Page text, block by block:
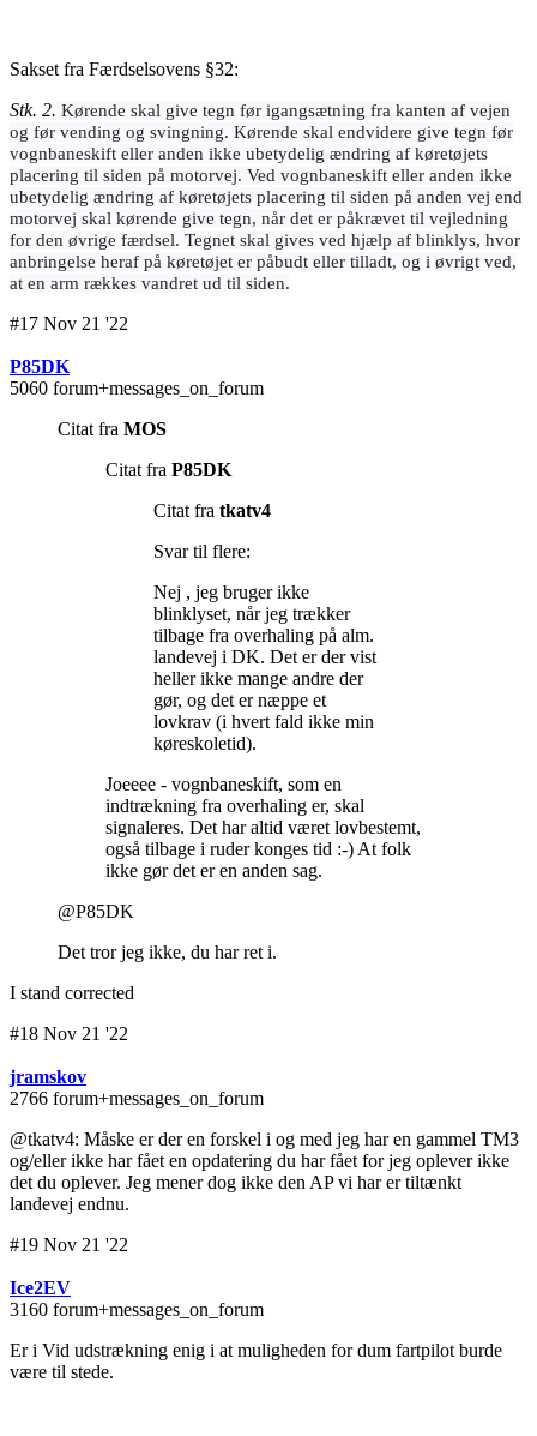
Sakset fra Færdselsovens §32:
Stk. 2. Kørende skal give tegn før igangsætning fra kanten af vejen
og før vending og svingning. Kørende skal endvidere give tegn før
vognbaneskift eller anden ikke ubetydelig ændring af køretøjets
placering til siden på motorvej. Ved vognbaneskift eller anden ikke
ubetydelig ændring af køretøjets placering til siden på anden vej end
motorvej skal kørende give tegn, når det er påkrævet til vejledning
for den øvrige færdsel. Tegnet skal gives ved hjælp af blinklys, hvor
anbringelse heraf på køretøjet er påbudt eller tilladt, og i øvrigt ved,
at en arm rækkes vandret ud til siden.
#17 Nov 21 '22
P85DK
5060 forum+messages_on_forum
Citat fra MOS
Citat fra P85DK
Citat fra tkatv4
Svar til flere:
Nej , jeg bruger ikke
blinklyset, når jeg trækker
tilbage fra overhaling på alm.
landevej i DK. Det er der vist
heller ikke mange andre der
gør, og det er næppe et
lovkrav (i hvert fald ikke min
køreskoletid).
Joeeee - vognbaneskift, som en
indtrækning fra overhaling er, skal
signaleres. Det har altid været lovbestemt,
også tilbage i ruder konges tid :-) At folk
ikke gør det er en anden sag.
@P85DK
Det tror jeg ikke, du har ret i.
I stand corrected
#18 Nov 21 '22
jramskov
2766 forum+messages_on_forum
@tkatv4: Måske er der en forskel i og med jeg har en gammel TM3
og/eller ikke har fået en opdatering du har fået for jeg oplever ikke
det du oplever. Jeg mener dog ikke den AP vi har er tiltænkt
landevej endnu.
#19 Nov 21 '22
Ice2EV
3160 forum+messages_on_forum
Er i Vid udstrækning enig i at muligheden for dum fartpilot burde
være til stede.